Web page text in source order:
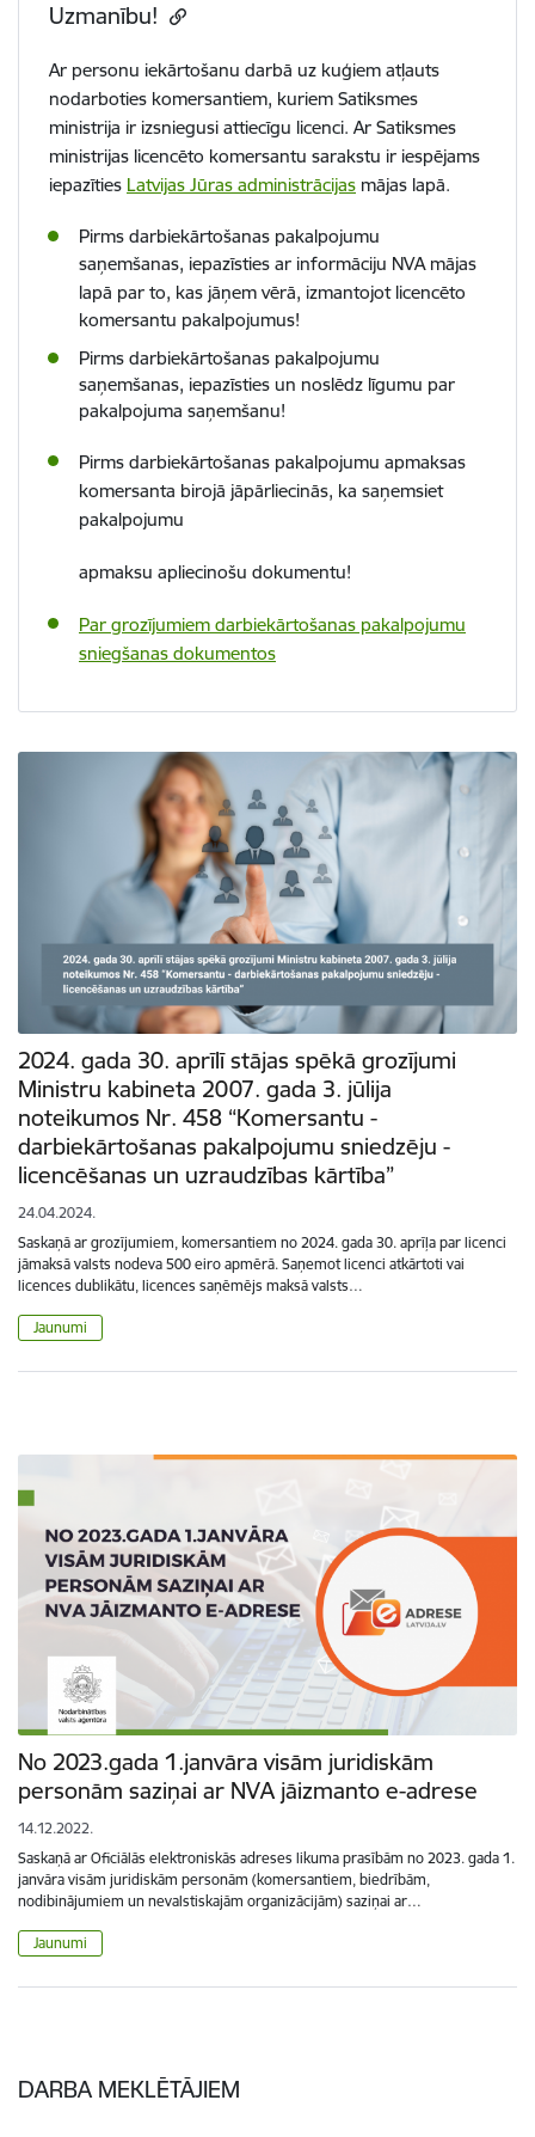
Uzmanību!
Ar personu iekārtošanu darbā uz kuģiem atļauts
nodarboties komersantiem, kuriem Satiksmes
ministrija ir izsniegusi attiecīgu licenci. Ar Satiksmes
ministrijas licencēto komersantu sarakstu ir iespējams
iepazīties Latvijas Jūras administrācijas mājas lapā.
Pirms darbiekārtošanas pakalpojumu
saņemšanas, iepazīsties ar informāciju NVA mājas
lapā par to, kas jāņem vērā, izmantojot licencēto
komersantu pakalpojumus!
Pirms darbiekārtošanas pakalpojumu
saņemšanas, iepazīsties un noslēdz līgumu par
pakalpojuma saņemšanu!
Pirms darbiekārtošanas pakalpojumu apmaksas
komersanta birojā jāpārliecinās, ka saņemsiet
pakalpojumu
apmaksu apliecinošu dokumentu!
Par grozījumiem darbiekārtošanas pakalpojumu
sniegšanas dokumentos
2024. gada 30. aprīlī stājas spēkā grozījumi
Ministru kabineta 2007. gada 3. jūlija
noteikumos Nr. 458 “Komersantu -
darbiekārtošanas pakalpojumu sniedzēju -
licencēšanas un uzraudzības kārtība”
24.04.2024.
Saskaņā ar grozījumiem, komersantiem no 2024. gada 30. aprīļa par licenci
jāmaksā valsts nodeva 500 eiro apmērā. Saņemot licenci atkārtoti vai
licences dublikātu, licences saņēmējs maksā valsts…
Jaunumi
No 2023.gada 1.janvāra visām juridiskām
personām saziņai ar NVA jāizmanto e-adrese
14.12.2022.
Saskaņā ar Oficiālās elektroniskās adreses likuma prasībām no 2023. gada 1.
janvāra visām juridiskām personām (komersantiem, biedrībām,
nodibinājumiem un nevalstiskajām organizācijām) saziņai ar…
Jaunumi
DARBA MEKLĒTĀJIEM